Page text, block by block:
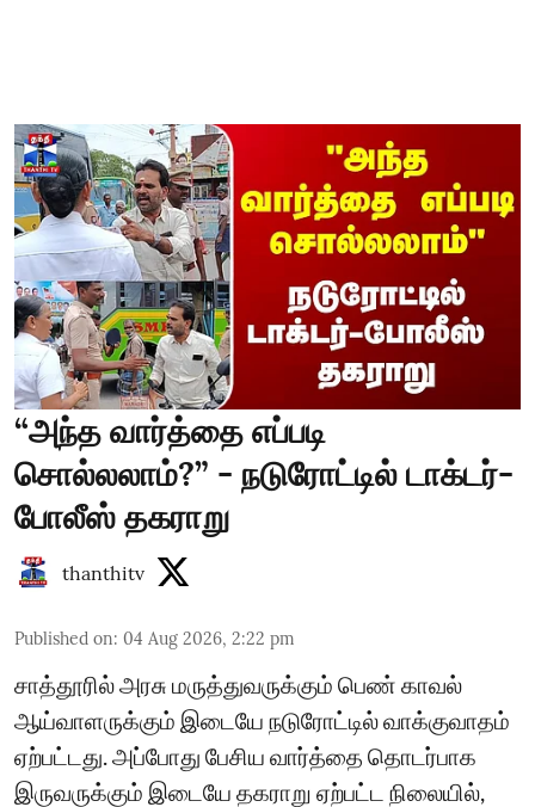
“அந்த வார்த்தை எப்படி
சொல்லலாம்?” - நடுரோட்டில் டாக்டர்-
போலீஸ் தகராறு
thanthitv
Published on: 04 Aug 2026, 2:22 pm
சாத்தூரில் அரசு மருத்துவருக்கும் பெண் காவல்
ஆய்வாளருக்கும் இடையே நடுரோட்டில் வாக்குவாதம்
ஏற்பட்டது. அப்போது பேசிய வார்த்தை தொடர்பாக
இருவருக்கும் இடையே தகராறு ஏற்பட்ட நிலையில்,